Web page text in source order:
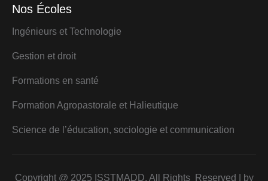
Nos Écoles
Ingénieurs et Technologie
Gestion et droit
Formations en santé
Formation Agropastorale et Halieutique
Science de l’éducation, sociologie et communication
Copyright @ 2025 ISSTMADD. All Rights Reserved | by